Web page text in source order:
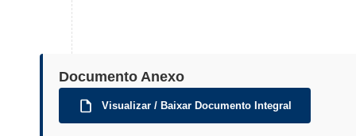
Documento Anexo
Visualizar / Baixar Documento Integral